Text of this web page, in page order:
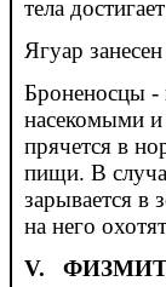
телa
Ягуар
Броненосцы -
насекомыми
прячется в
пищи. В
зарывается в
на него
V.